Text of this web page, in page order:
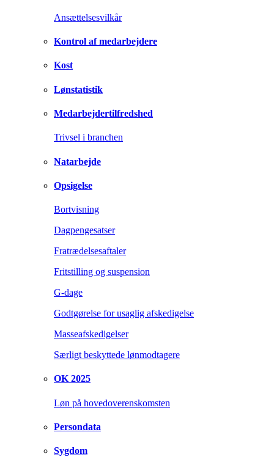
Ansættelsesvilkår
Kontrol af medarbejdere
Kost
Lønstatistik
Medarbejdertilfredshed
Trivsel i branchen
Natarbejde
Opsigelse
Bortvisning
Dagpengesatser
Fratrædelsesaftaler
Fritstilling og suspension
G-dage
Godtgørelse for usaglig afskedigelse
Masseafskedigelser
Særligt beskyttede lønmodtagere
OK 2025
Løn på hovedoverenskomsten
Persondata
Sygdom